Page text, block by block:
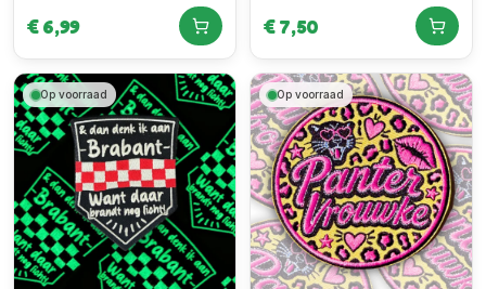
€6,99
Embleem
€7,50
Op voorraad Op voorraad